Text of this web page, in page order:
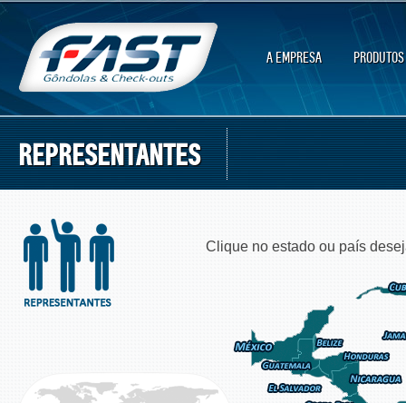
A EMPRESA PRODUTOS
REPRESENTANTES
Clique no estado ou país